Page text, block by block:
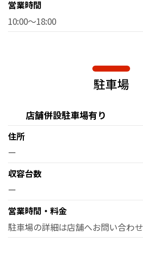
営業時間
10:00〜18:00
駐車場
店舗併設駐車場有り
住所
ー
収容台数
ー
営業時間・料金
駐車場の詳細は店舗へお問い合わ